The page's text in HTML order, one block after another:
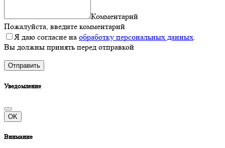
Комментарий
Пожалуйста, введите комментарий
Я даю согласие на обработку персональных данных.
Вы должны принять перед отправкой
Отправить
Уведомление
OK
Внимание